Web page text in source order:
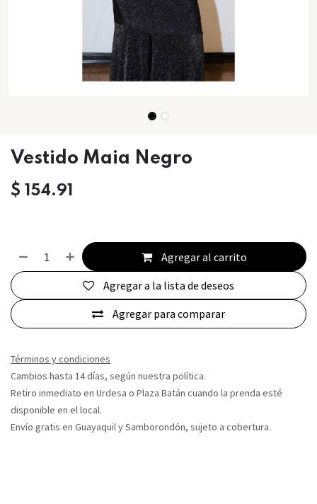
Vestido Maia Negro
$ 154.91
Agregar al carrito
Agregar para comparar
Agregar a la lista de deseos
Términos y condiciones
Cambios hasta 14 días, según nuestra política.
Retiro inmediato en Urdesa o Plaza Batán cuando la prenda esté
disponible en el local.
Envío gratis en Guayaquil y Samborondón, sujeto a cobertura.